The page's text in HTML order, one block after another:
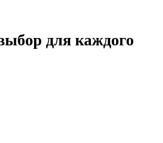
для каждого